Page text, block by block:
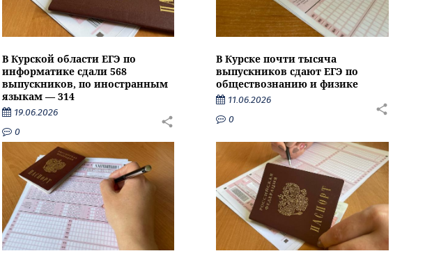
В Курской области ЕГЭ по
информатике сдали 568
выпускников, по иностранным
языкам — 314
19.06.2026
0
В Курске почти тысяча
выпускников сдают ЕГЭ по
обществознанию и физике
11.06.2026
0